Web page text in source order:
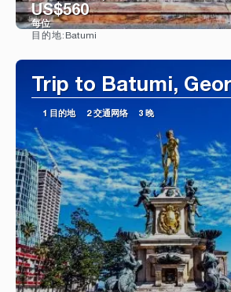
US$560
每位
目的地: Batumi
Trip to Batumi,
1 目的地 2 交通网络 3 晚